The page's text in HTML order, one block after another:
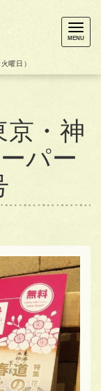
メ
ニ
ュ
ー
MENU
曜日）
京・神
パー